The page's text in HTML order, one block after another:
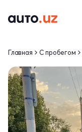
Главная С пробегом